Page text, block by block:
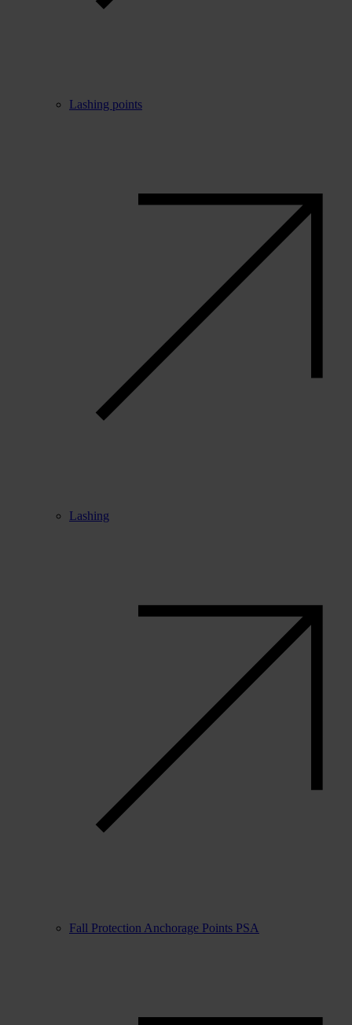
Lashing points
Lashing
Fall Protection Anchorage Points PSA